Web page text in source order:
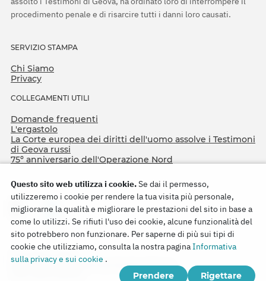
procedimento penale e di risarcire tutti i danni loro causati.
SERVIZIO STAMPA
Chi Siamo
Privacy
COLLEGAMENTI UTILI
Domande frequenti
L'ergastolo
La Corte europea dei diritti dell'uomo assolve i Testimoni
di Geova russi
75º anniversario dell'Operazione Nord
Copyright © 2026
Watch Tower Bible and Tract Society of Korea.
Questo sito web utilizza i cookie.Se dai il permesso,
utilizzeremo i cookie per rendere la tua visita più personale,
migliorarne la qualità e migliorare le prestazioni del sito in base a
come lo utilizzi. Se rifiuti l'uso dei cookie, alcune funzionalità del
sito potrebbero non funzionare. Per saperne di più sui tipi di
cookie che utilizziamo, consulta la nostra paginaInformativa
sulla privacy e sui cookie .
Prendere
Rigettare